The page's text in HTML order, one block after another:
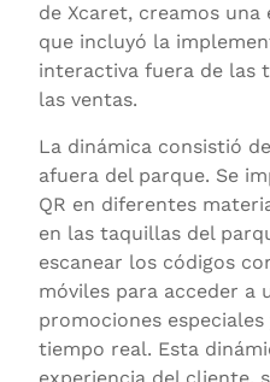
de Xcaret, creamos
que incluyó la
interactiva fuera de las
las ventas.
La dinámica consistió
afuera del parque. Se
QR en diferentes
en las taquillas del
escanear los códigos
móviles para acceder a
promociones
tiempo real. Esta